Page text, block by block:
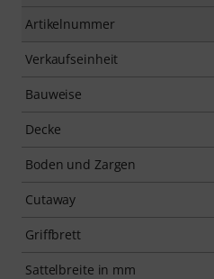
Artikelnummer
Verkaufseinheit
Bauweise
Decke
Boden und Zargen
Cutaway
Griffbrett
Sattelbreite in mm